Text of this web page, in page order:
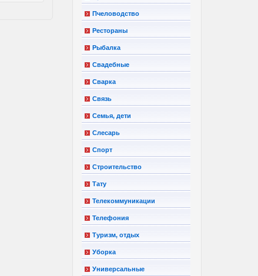
Пчеловодство
Рестораны
Рыбалка
Свадебные
Сварка
Связь
Семья, дети
Слесарь
Спорт
Строительство
Тату
Телекоммуникации
Телефония
Туризм, отдых
Уборка
Универсальные